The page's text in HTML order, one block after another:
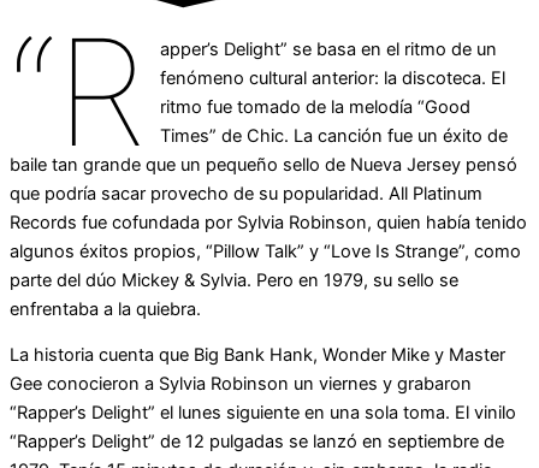
“R
apper’s Delight” se basa en el ritmo de un
fenómeno cultural anterior: la discoteca. El
ritmo fue tomado de la melodía “Good
Times” de Chic. La canción fue un éxito de
baile tan grande que un pequeño sello de Nueva Jersey pensó
que podría sacar provecho de su popularidad. All Platinum
Records fue cofundada por Sylvia Robinson, quien había tenido
algunos éxitos propios, “Pillow Talk” y “Love Is Strange”, como
parte del dúo Mickey & Sylvia. Pero en 1979, su sello se
enfrentaba a la quiebra.
La historia cuenta que Big Bank Hank, Wonder Mike y Master
Gee conocieron a Sylvia Robinson un viernes y grabaron
“Rapper’s Delight” el lunes siguiente en una sola toma. El vinilo
“Rapper’s Delight” de 12 pulgadas se lanzó en septiembre de